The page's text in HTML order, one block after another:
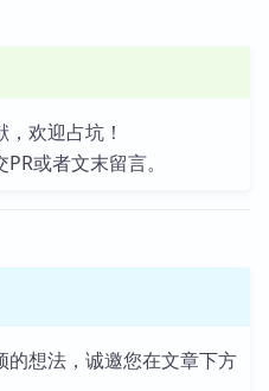
欢迎占坑！
或者文末留言。
想法，诚邀您在文章下方